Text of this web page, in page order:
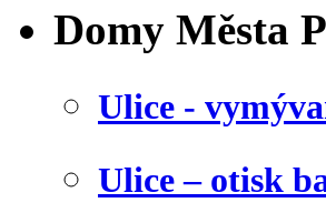
Domy Města
Ulice -
Ulice – otisk